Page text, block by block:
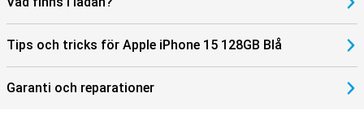
Tips och tricks för Apple iPhone 15 128GB Blå
Garanti och reparationer